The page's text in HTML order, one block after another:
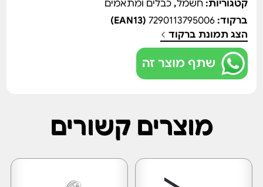
קטגוריות:חשמל,כבלים ומתאמים
ברקוד:7290113795006
(EAN13)
הצג תמונת ברקוד
שתף מוצר זה
מוצרים קשורים